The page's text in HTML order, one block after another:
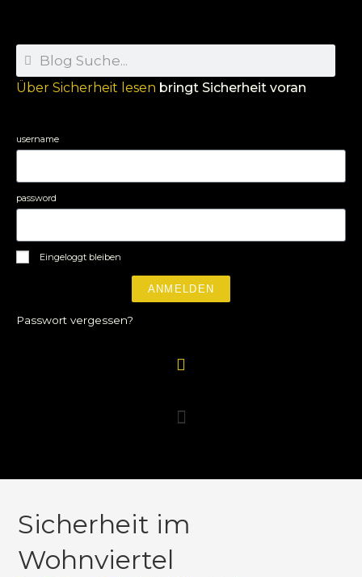
Über Sicherheit lesen bringt Sicherheit voran
username
password
Eingeloggt bleiben
ANMELDEN
Passwort vergessen?
Sicherheit im
Wohnviertel